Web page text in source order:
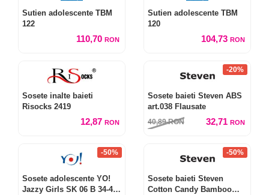
Sutien adolescente TBM
122
110,70 RON
Sutien adolescente TBM
120
104,73 RON
Sosete inalte baieti
Risocks 2419
12,87 RON
-20%
Sosete baieti Steven ABS
art.038 Flausate
40,89RON 32,71 RON
-50%
Sosete adolescente YO!
Jazzy Girls SK 06 B 34-42
-50%
Sosete baieti Steven
Cotton Candy Bamboo